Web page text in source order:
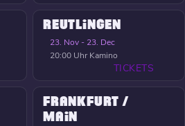
REUTLINGEN
23. Nov - 23. Dec
20:00 Uhr Kamino
TICKETS
FRANKFURT /
MAIN